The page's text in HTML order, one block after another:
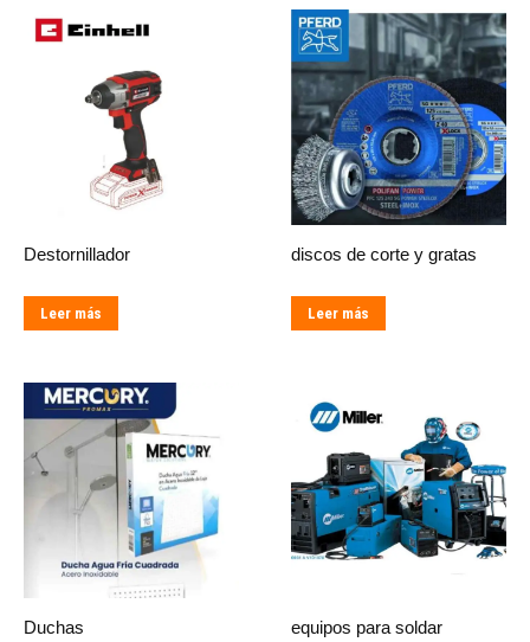
Destornillador
Leer más
discos de corte y gratas
Leer más
Duchas equipos para soldar